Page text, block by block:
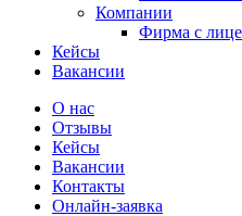
Компании
Фирма с
Кейсы
Вакансии
О нас
Отзывы
Кейсы
Вакансии
Контакты
Онлайн-заявка